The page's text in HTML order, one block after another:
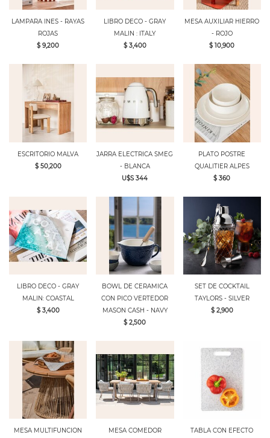
LAMPARA INES - RAYAS
ROJAS
$ 9,200
LIBRO DECO - GRAY
MALIN : ITALY
$ 3,400
MESA AUXILIAR HIERRO
- ROJO
$ 10,900
ESCRITORIO MALVA
$ 50,200
JARRA ELECTRICA SMEG
- BLANCA
U$S 344
PLATO POSTRE
QUALITIER ALPES
$ 360
LIBRO DECO - GRAY
MALIN: COASTAL
$ 3,400
BOWL DE CERAMICA
CON PICO VERTEDOR
MASON CASH - NAVY
$ 2,500
SET DE COCKTAIL
TAYLORS - SILVER
$ 2,900
MESA MULTIFUNCION
MESA COMEDOR
TABLA CON EFECTO